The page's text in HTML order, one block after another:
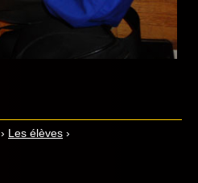
› Les élèves ›